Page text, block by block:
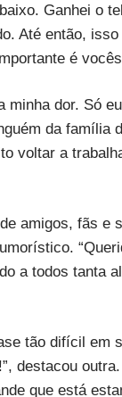
Ganhei o
Até então,
é
dor. Só
da
voltar a
amigos, fãs e
a todos tanta
tão difícil em
destacou
que está